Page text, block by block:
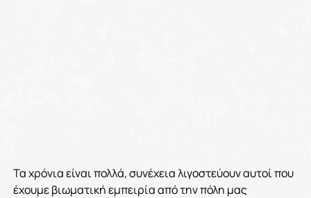
Τα χρόνια είναι πολλά, συνέχεια λιγοστεύουν αυτοί που
έχουμε βιωματική εμπειρία από την πόλη μας